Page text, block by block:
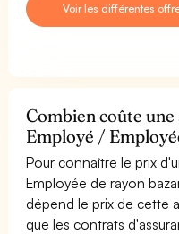
Voir les différentes
Combien coûte
Employé /
Pour connaître le prix
Employée de rayon
dépend le prix de cette
que les contrats